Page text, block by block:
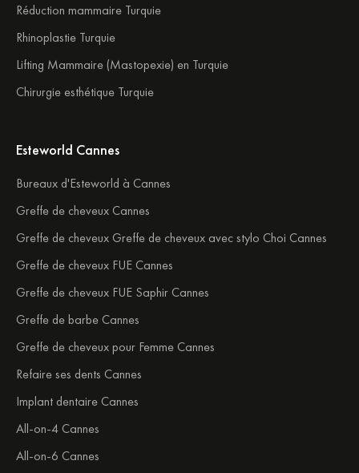
Réduction mammaire Turquie
Rhinoplastie Turquie
Lifting Mammaire (Mastopexie) en Turquie
Chirurgie esthétique Turquie
Esteworld Cannes
Bureaux d'Esteworld à Cannes
Greffe de cheveux Cannes
Greffe de cheveux Greffe de cheveux avec stylo Choi Cannes
Greffe de cheveux FUE Cannes
Greffe de cheveux FUE Saphir Cannes
Greffe de barbe Cannes
Greffe de cheveux pour Femme Cannes
Refaire ses dents Cannes
Implant dentaire Cannes
All-on-4 Cannes
All-on-6 Cannes